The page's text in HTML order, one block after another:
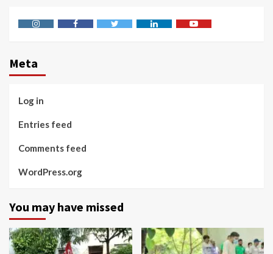
Meta
Log in
Entries feed
Comments feed
WordPress.org
You may have missed